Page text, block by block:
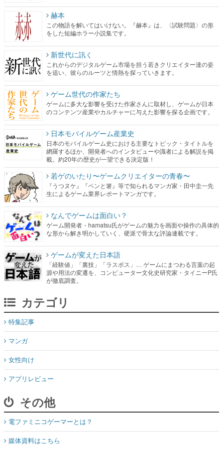
赫本
この物語を解いてはいけない。『赫本』は、〈試験問題〉の形
をした短編ホラー小説集です。
新世代に訊く
これからのデジタルゲーム市場を担う若きクリエイター達の姿
を追い、彼らのルーツと情熱を探っていきます。
ゲーム世代の作家たち
ゲームに多大な影響を受けた作家さんに取材し、ゲームが日本
のコンテンツ産業やカルチャーに与えた影響を探る企画です。
日本モバイルゲーム産業史
日本のモバイルゲーム史における主要なトピック・タイトルを
網羅するほか、開発者へのインタビューや識者による解説を掲
載。約20年の歴史が一望できる決定版！
若ゲのいたり〜ゲームクリエイターの青春〜
『うつヌケ』『ペンと箸』等で知られるマンガ家・田中圭一先
生によるゲーム業界レポートマンガです。
なんでゲームは面白い？
ゲーム開発者・hamatsu氏がゲームの魅力を画面や操作の具体的
な形から解き明かしていく、硬派で骨太な評論連載です。
ゲームが変えた日本語
「経験値」「裏技」「ラスボス」… ゲームにまつわる言葉の起
源や用法の変遷を、コンピューター文化史研究家・タイニーP氏
が徹底調査。
カテゴリ
特集記事
マンガ
女性向け
アプリレビュー
その他
電ファミニコゲーマーとは？
媒体資料はこちら